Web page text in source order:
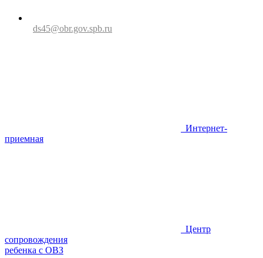
ds45@obr.gov.spb.ru
Интернет-
приемная
Центр
сопровождения
ребенка с ОВЗ